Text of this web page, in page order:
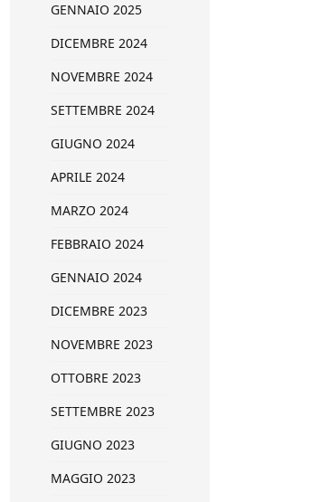
GENNAIO 2025
DICEMBRE 2024
NOVEMBRE 2024
SETTEMBRE 2024
GIUGNO 2024
APRILE 2024
MARZO 2024
FEBBRAIO 2024
GENNAIO 2024
DICEMBRE 2023
NOVEMBRE 2023
OTTOBRE 2023
SETTEMBRE 2023
GIUGNO 2023
MAGGIO 2023